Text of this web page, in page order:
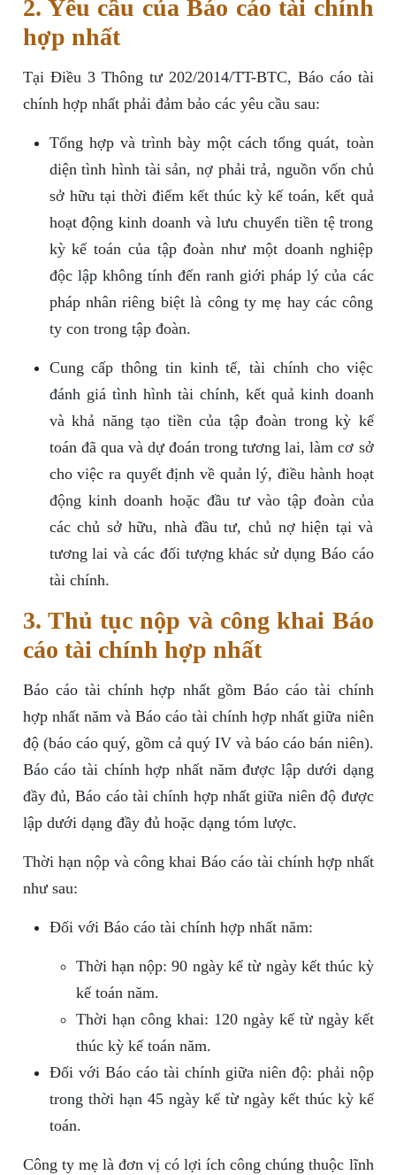
2. Yêu cầu của Báo cáo tài chính
hợp nhất
Tại Điều 3 Thông tư 202/2014/TT-BTC, Báo cáo tài
chính hợp nhất phải đảm bảo các yêu cầu sau:
Tổng hợp và trình bày một cách tổng quát, toàn
diện tình hình tài sản, nợ phải trả, nguồn vốn chủ
sở hữu tại thời điểm kết thúc kỳ kế toán, kết quả
hoạt động kinh doanh và lưu chuyển tiền tệ trong
kỳ kế toán của tập đoàn như một doanh nghiệp
độc lập không tính đến ranh giới pháp lý của các
pháp nhân riêng biệt là công ty mẹ hay các công
ty con trong tập đoàn.
Cung cấp thông tin kinh tế, tài chính cho việc
đánh giá tình hình tài chính, kết quả kinh doanh
và khả năng tạo tiền của tập đoàn trong kỳ kế
toán đã qua và dự đoán trong tương lai, làm cơ sở
cho việc ra quyết định về quản lý, điều hành hoạt
động kinh doanh hoặc đầu tư vào tập đoàn của
các chủ sở hữu, nhà đầu tư, chủ nợ hiện tại và
tương lai và các đối tượng khác sử dụng Báo cáo
tài chính.
3. Thủ tục nộp và công khai Báo
cáo tài chính hợp nhất
Báo cáo tài chính hợp nhất gồm Báo cáo tài chính
hợp nhất năm và Báo cáo tài chính hợp nhất giữa niên
độ (báo cáo quý, gồm cả quý IV và báo cáo bán niên).
Báo cáo tài chính hợp nhất năm được lập dưới dạng
đầy đủ, Báo cáo tài chính hợp nhất giữa niên độ được
lập dưới dạng đầy đủ hoặc dạng tóm lược.
Thời hạn nộp và công khai Báo cáo tài chính hợp nhất
như sau:
Đối với Báo cáo tài chính hợp nhất năm:
Thời hạn nộp: 90 ngày kể từ ngày kết thúc kỳ
kế toán năm.
Thời hạn công khai: 120 ngày kể từ ngày kết
thúc kỳ kế toán năm.
Đối với Báo cáo tài chính giữa niên độ: phải nộp
trong thời hạn 45 ngày kể từ ngày kết thúc kỳ kế
toán.
Công ty mẹ là đơn vị có lợi ích công chúng thuộc lĩnh